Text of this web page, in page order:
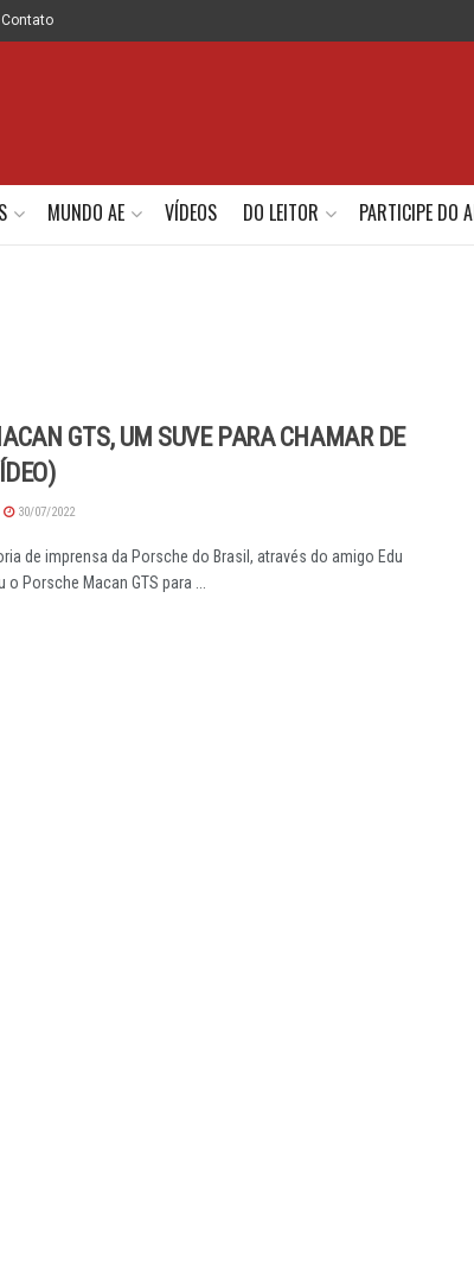
Contato
MUNDO AE VÍDEOS DO LEITOR PARTICIPE DO
GTS, UM SUVE PARA CHAMAR DE
30/07/2022
de imprensa da Porsche do Brasil, através do amigo Edu
Porsche Macan GTS para ...